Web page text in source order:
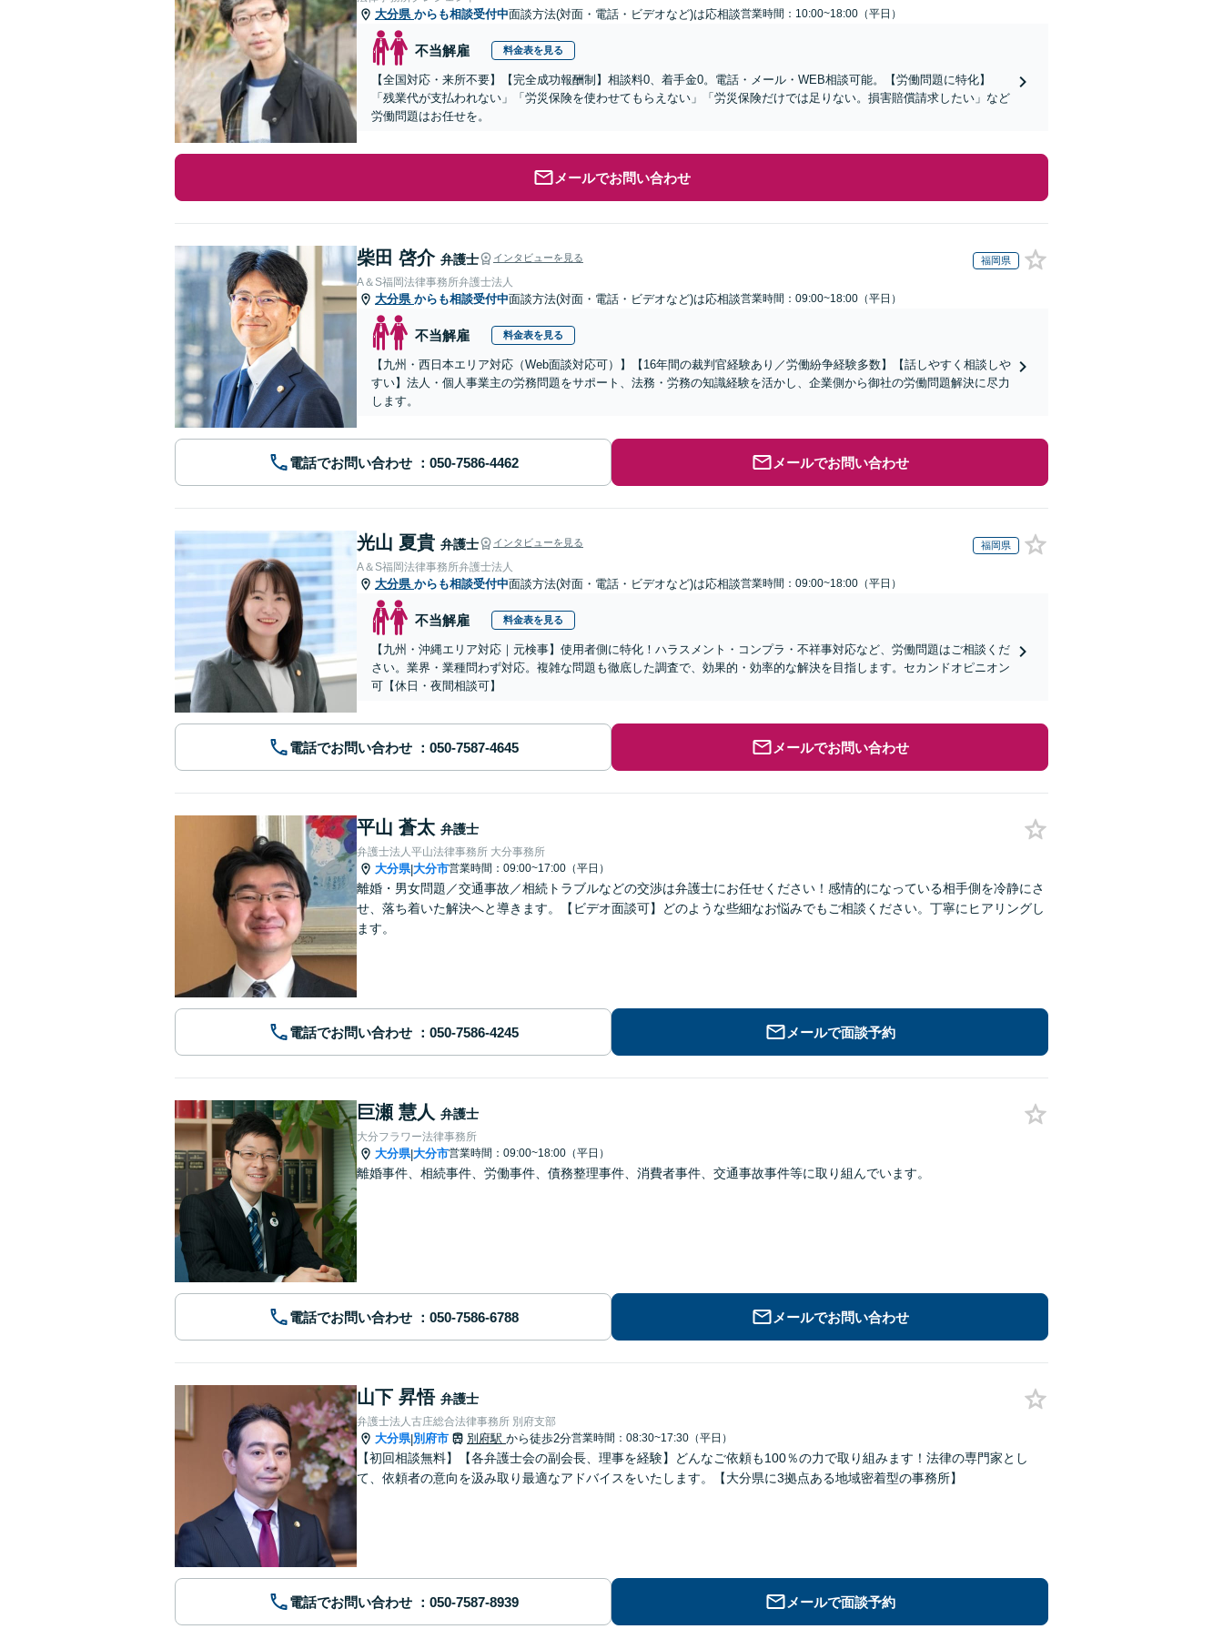
大分県 からも相談受付中面談方法(対面・電話・ビデオなど)は応相談営業時間：10:00~18:00（平日）
不当解雇 料金表を見る
【全国対応・来所不要】【完全成功報酬制】相談料0、着手金0。電話・メール・WEB相談可能。【労働問題に特化】
「残業代が支払われない」「労災保険を使わせてもらえない」「労災保険だけでは足りない。損害賠償請求したい」など
労働問題はお任せを。
メールでお問い合わせ
柴田 啓介 弁護士 インタビューを見る 福岡県
A＆S福岡法律事務所弁護士法人
大分県 からも相談受付中面談方法(対面・電話・ビデオなど)は応相談営業時間：09:00~18:00（平日）
不当解雇 料金表を見る
【九州・西日本エリア対応（Web面談対応可）】【16年間の裁判官経験あり／労働紛争経験多数】【話しやすく相談しや
すい】法人・個人事業主の労務問題をサポート、法務・労務の知識経験を活かし、企業側から御社の労働問題解決に尽力
します。
電話でお問い合わせ メールでお問い合わせ
光山 夏貴 弁護士 インタビューを見る 福岡県
A＆S福岡法律事務所弁護士法人
大分県 からも相談受付中面談方法(対面・電話・ビデオなど)は応相談営業時間：09:00~18:00（平日）
不当解雇 料金表を見る
【九州・沖縄エリア対応｜元検事】使用者側に特化！ハラスメント・コンプラ・不祥事対応など、労働問題はご相談くだ
さい。業界・業種問わず対応。複雑な問題も徹底した調査で、効果的・効率的な解決を目指します。セカンドオピニオン
可【休日・夜間相談可】
電話でお問い合わせ メールでお問い合わせ
平山 蒼太 弁護士
弁護士法人平山法律事務所 大分事務所
大分県|大分市営業時間：09:00~17:00（平日）
離婚・男女問題／交通事故／相続トラブルなどの交渉は弁護士にお任せください！感情的になっている相手側を冷静にさ
せ、落ち着いた解決へと導きます。【ビデオ面談可】どのような些細なお悩みでもご相談ください。丁寧にヒアリングし
ます。
電話でお問い合わせ メールで面談予約
巨瀬 慧人 弁護士
大分フラワー法律事務所
大分県|大分市営業時間：09:00~18:00（平日）
離婚事件、相続事件、労働事件、債務整理事件、消費者事件、交通事故事件等に取り組んでいます。
電話でお問い合わせ メールでお問い合わせ
山下 昇悟 弁護士
弁護士法人古庄総合法律事務所 別府支部
大分県|別府市 別府駅 から徒歩2分営業時間：08:30~17:30（平日）
【初回相談無料】【各弁護士会の副会長、理事を経験】どんなご依頼も100％の力で取り組みます！法律の専門家とし
て、依頼者の意向を汲み取り最適なアドバイスをいたします。【大分県に3拠点ある地域密着型の事務所】
電話でお問い合わせ メールで面談予約